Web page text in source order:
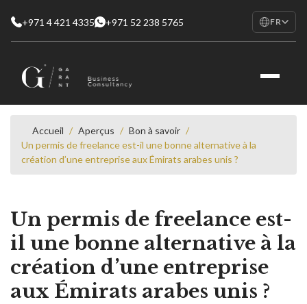
+971 4 421 4335 +971 52 238 5765 FR
AR
العربية
Accueil / Aperçus / Bon à savoir /
Un permis de freelance est-il une bonne alternative à la
création d’une entreprise aux Émirats arabes unis ?
Un permis de freelance est-
il une bonne alternative à la
création d’une entreprise
aux Émirats arabes unis ?